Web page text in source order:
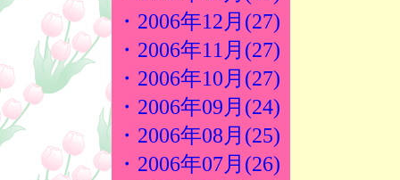
・2006年12月(27)
・2006年11月(27)
・2006年10月(27)
・2006年09月(24)
・2006年08月(25)
・2006年07月(26)